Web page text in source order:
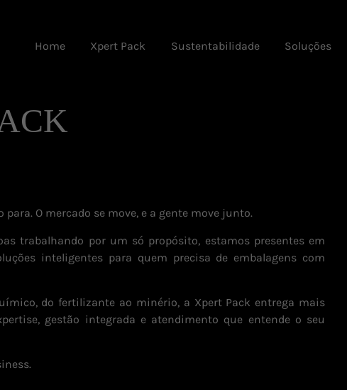
Home Xpert Pack Sustentabilidade Soluções
para. O mercado se move, e a gente move junto.
trabalhando por um só propósito, estamos presentes em
inteligentes para quem precisa de embalagens com
do fertilizante ao minério, a Xpert Pack entrega mais
gestão integrada e atendimento que entende o seu